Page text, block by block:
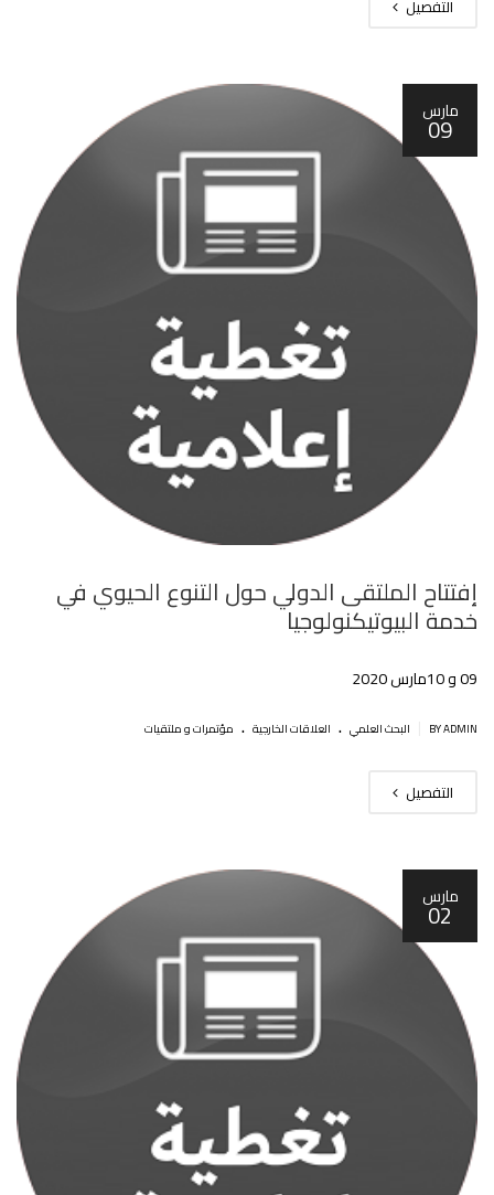
التفصيل
مارس
09
إفتتاح الملتقى الدولي حول التنوع الحيوي في
خدمة البيوتيكنولوجيا
09 و 10مارس 2020
BY ADMIN البحث العلمي . العلاقات الخارجية . مؤتمرات و ملتقيات
التفصيل
مارس
02